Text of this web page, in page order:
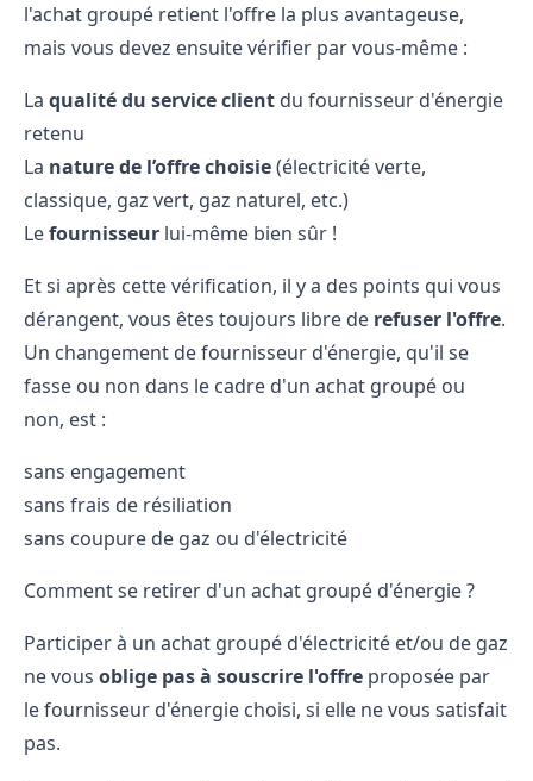
l'achat groupé retient l'offre la plus avantageuse,
mais vous devez ensuite vérifier par vous-même :
La qualité du service client du fournisseur d'énergie
retenu
La nature de l’offre choisie(électricité verte,
classique, gaz vert, gaz naturel, etc.)
Lefournisseur lui-même bien sûr !
Et si après cette vérification, il y a des points qui vous
dérangent, vous êtes toujours libre de refuser l'offre.
Un changement de fournisseur d'énergie, qu'il se
fasse ou non dans le cadre d'un achat groupé ou
non, est :
sans engagement
sans frais de résiliation
sans coupure de gaz ou d'électricité
Comment se retirer d'un achat groupé d'énergie ?
Participer à un achat groupé d'électricité et/ou de gaz
ne vous oblige pas à souscrire l'offre proposée par
le fournisseur d'énergie choisi, si elle ne vous satisfait
pas.